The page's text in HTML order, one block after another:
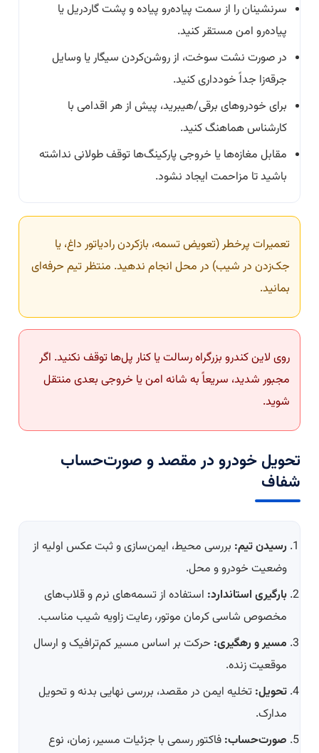
سرنشینان را از سمت پیاده‌رو پیاده و پشت گاردریل یا
پیاده‌رو امن مستقر کنید.
در صورت نشت سوخت، از روشن‌کردن سیگار یا وسایل
جرقه‌زا جداً خودداری کنید.
برای خودروهای برقی/هیبرید، پیش از هر اقدامی با
کارشناس هماهنگ کنید.
مقابل مغازه‌ها یا خروجی پارکینگ‌ها توقف طولانی نداشته
باشید تا مزاحمت ایجاد نشود.
تعمیرات پرخطر (تعویض تسمه، بازکردن رادیاتور داغ، یا
جک‌زدن در شیب) در محل انجام ندهید. منتظر تیم حرفه‌ای
بمانید.
روی لاین کندرو بزرگراه رسالت یا کنار پل‌ها توقف نکنید. اگر
مجبور شدید، سریعاً به شانه امن یا خروجی بعدی منتقل
شوید.
تحویل خودرو در مقصد و صورت‌حساب
شفاف
رسیدن تیم: بررسی محیط، ایمن‌سازی و ثبت عکس اولیه از
وضعیت خودرو و محل.
بارگیری استاندارد: استفاده از تسمه‌های نرم و قلاب‌های
مخصوص شاسی کرمان موتور، رعایت زاویه شیب مناسب.
مسیر و رهگیری: حرکت بر اساس مسیر کم‌ترافیک و ارسال
موقعیت زنده.
تحویل: تخلیه ایمن در مقصد، بررسی نهایی بدنه و تحویل
مدارک.
صورت‌حساب: فاکتور رسمی با جزئیات مسیر، زمان، نوع